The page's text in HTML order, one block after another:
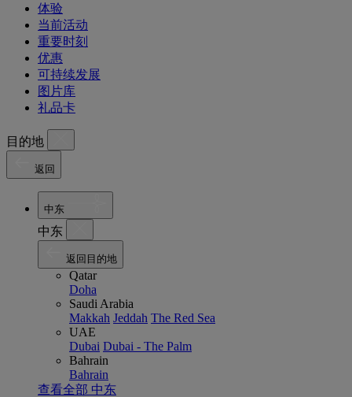
体验
当前活动
重要时刻
优惠
可持续发展
图片库
礼品卡
目的地
返回
中东
中东
返回目的地
Qatar
Doha
Saudi Arabia
Makkah Jeddah The Red Sea
UAE
Dubai Dubai - The Palm
Bahrain
Bahrain
查看全部 中东